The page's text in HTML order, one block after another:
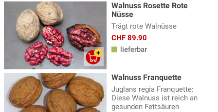
Walnuss Rosette Rote
Nüsse
Trägt rote Walnüsse
CHF 89.90
lieferbar
Walnuss Franquette
Juglans regia Franquette:
Diese Walnuss ist reich an
gesunden Fettsäuren